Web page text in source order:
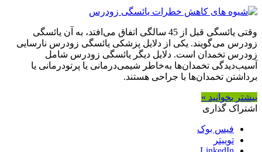
وقتی یائسگی قبل از 45 سالگی اتفاق می‌افتد، به آن یائسگی
زودرس می‌گویند. یکی از دلایل پزشکی یائسگی زودرس نارسایی
زودرس تخمدان است. دلایل دیگر یائسگی زودرس شامل
آسیب‌دیدگی تخمدان‌ها به‌خاطر شیمی‌درمانی یا پرتودرمانی یا
برداشتن تخمدان‌ها با جراحی هستند.
بیشتر بخوانید »
اشتراک گذاری
فیس بوک
توییتر